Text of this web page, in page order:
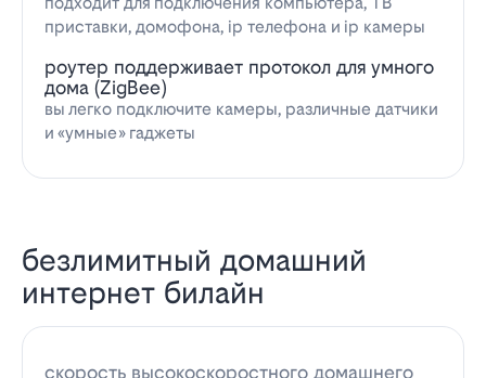
приставки, домофона, ip телефона и ip камеры
роутер поддерживает протокол для умного
дома (ZigBee)
вы легко подключите камеры, различные датчики
и «умные» гаджеты
безлимитный домашний
интернет билайн
скорость высокоскоростного домашнего